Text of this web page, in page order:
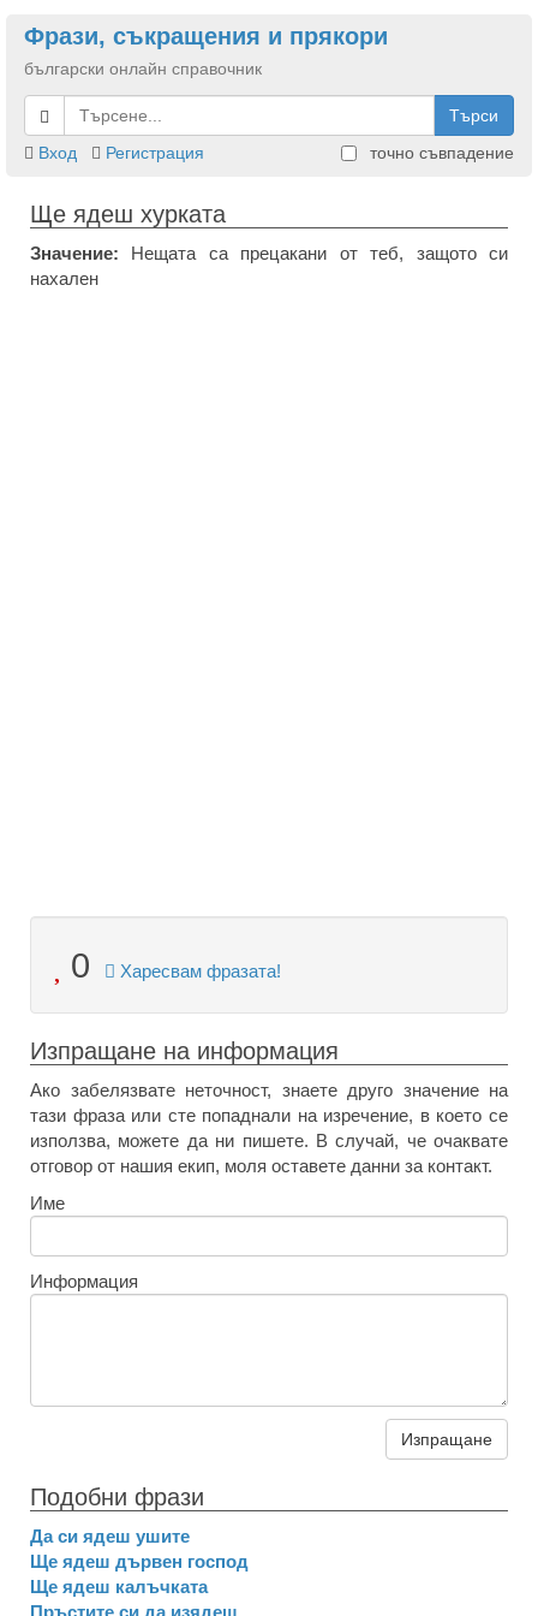
Фрази, съкращения и прякори
български онлайн справочник
Търси
Вход
Регистрация точно съвпадение
Ще ядеш хурката
Значение: Нещата са прецакани от теб, защото си
нахален
0 Харесвам фразата!
Изпращане на информация
Ако забелязвате неточност, знаете друго значение на
тази фраза или сте попаднали на изречение, в което се
използва, можете да ни пишете. В случай, че очаквате
отговор от нашия екип, моля оставете данни за контакт.
Име
Информация
Изпращане
Подобни фрази
Да си ядеш ушите
Ще ядеш дървен господ
Ще ядеш калъчката
Пръстите си да изядеш